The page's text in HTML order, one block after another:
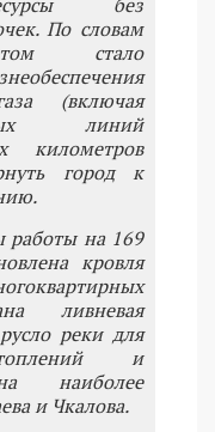
По словам
стало
(включая
линий
километров
город к
на 169
кровля
ливневая
реки для
и
наиболее
и Чкалова.